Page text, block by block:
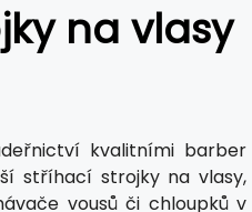
na vlasy
kvalitními barber
stříhací strojky na vlasy,
vousů či chloupků v